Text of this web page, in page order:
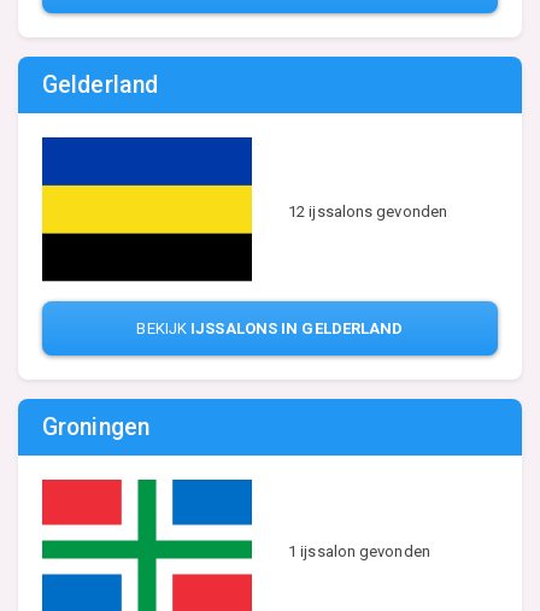
Gelderland
12 ijssalons gevonden
BEKIJK IJSSALONS IN GELDERLAND
Groningen
1 ijssalon gevonden